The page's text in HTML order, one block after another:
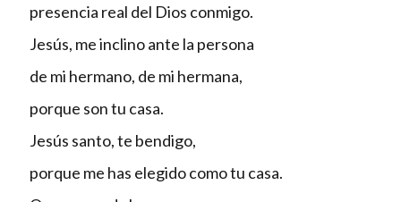
presencia real del Dios conmigo.
Jesús, me inclino ante la persona
de mi hermano, de mi hermana,
porque son tu casa.
Jesús santo, te bendigo,
porque me has elegido como tu casa.